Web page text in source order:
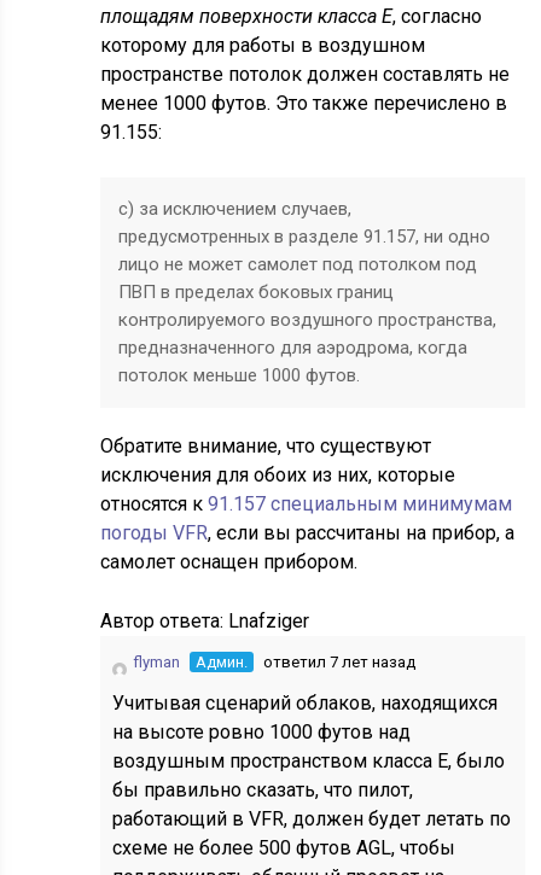
площадям поверхности класса Е, согласно
которомудля работы в воздушном
пространстве потолок должен составлять не
менее 1000 футов. Это также перечислено в
91.155:
c) за исключением случаев,
предусмотренных в разделе 91.157, ни одно
лицо не может самолет под потолком под
ПВП в пределах боковых границ
контролируемого воздушного пространства,
предназначенного для аэродрома, когда
потолок меньше 1000 футов.
Обратите внимание, что существуют
исключения для обоих из них, которые
относятся к91.157 специальным минимумам
погоды VFR, если вы рассчитаны на прибор, а
самолет оснащен прибором.
Автор ответа: Lnafziger
flyman Админ. ответил 7 лет назад
Учитывая сценарий облаков, находящихся
на высоте ровно 1000 футов над
воздушным пространством класса E, было
бы правильно сказать, что пилот,
работающий в VFR, должен будет летать по
схеме не более 500 футов AGL, чтобы